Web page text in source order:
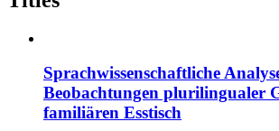
Sprachwissenschaftliche
Beobachtungen plurilingualer
familiären Esstisch